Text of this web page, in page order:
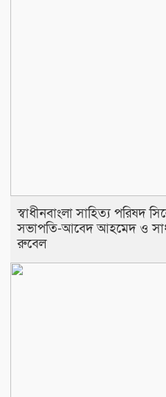
স্বাধীনবাংলা সাহিত্য পরিষদ
সভাপতি-আবেদ আহমেদ ও
রুবেল